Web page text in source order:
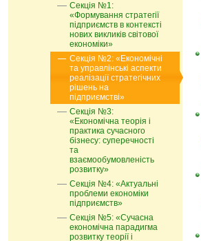
Секція №1:
«Формування стратегії
підприємств в контексті
нових викликів світової
економіки»
Секція №2: «Економічні
та управлінські аспекти
реалізації стратегічних
рішень на
підприємстві»
Секція №3:
«Економічна теорія і
практика сучасного
бізнесу: суперечності
та
взаємообумовленість
розвитку»
Секція №4: «Актуальні
проблеми економіки
підприємств»
Секція №5: «Сучасна
економічна парадигма
розвитку теорії і